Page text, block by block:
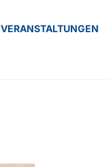
VERANSTALTUNGEN